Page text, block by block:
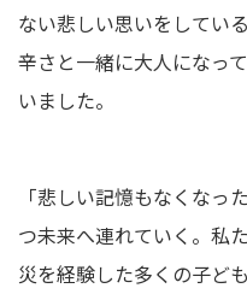
ない悲しい思いをしてい
辛さと一緒に大人になっ
いました。
「悲しい記憶もなくなっ
つ未来へ連れていく。私
災を経験した多くの子ど